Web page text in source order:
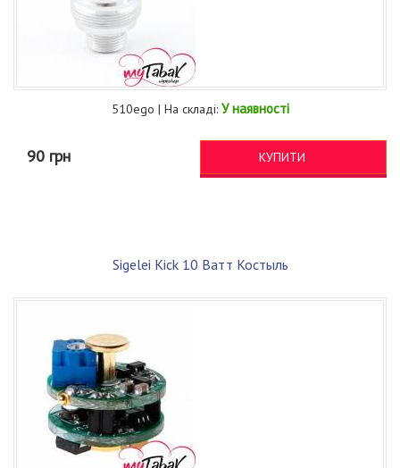
510ego | На складі: У наявності
90 грн КУПИТИ
Sigelei Kick 10 Ватт Костыль